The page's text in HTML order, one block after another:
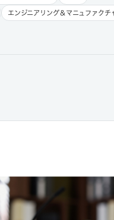
エンジニアリング＆マニュファクチ